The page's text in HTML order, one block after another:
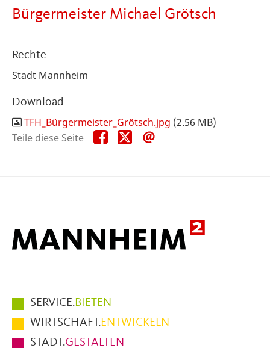
Bürgermeister Michael Grötsch
Rechte
Stadt Mannheim
Download
TFH_Bürgermeister_Grötsch.jpg (2.56 MB)
Teile diese Seite
Teile
diese
Teile
diese
Hauptmenüpunkte
im
Fußbereich
SERVICE.BIETEN
WIRTSCHAFT.ENTWICKELN
STADT.GESTALTEN